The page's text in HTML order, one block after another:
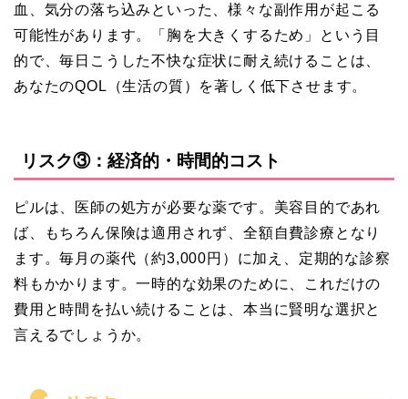
血、気分の落ち込みといった、様々な副作用が起こる
可能性があります。「胸を大きくするため」という目
的で、毎日こうした不快な症状に耐え続けることは、
あなたのQOL（生活の質）を著しく低下させます。
リスク③：経済的・時間的コスト
ピルは、医師の処方が必要な薬です。美容目的であれ
ば、もちろん保険は適用されず、全額自費診療となり
ます。毎月の薬代（約3,000円）に加え、定期的な診察
料もかかります。一時的な効果のために、これだけの
費用と時間を払い続けることは、本当に賢明な選択と
言えるでしょうか。